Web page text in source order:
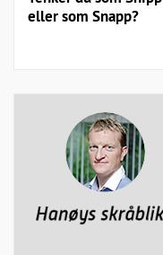
eller som Snapp?